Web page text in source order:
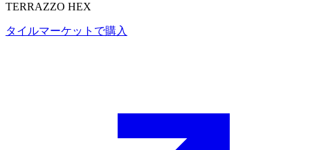
TERRAZZO HEX
タイルマーケットで購入